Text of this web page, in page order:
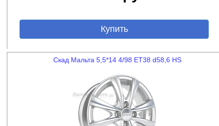
Купить
Скад Мальта 5,5*14 4/98 ET38 d58,6 HS